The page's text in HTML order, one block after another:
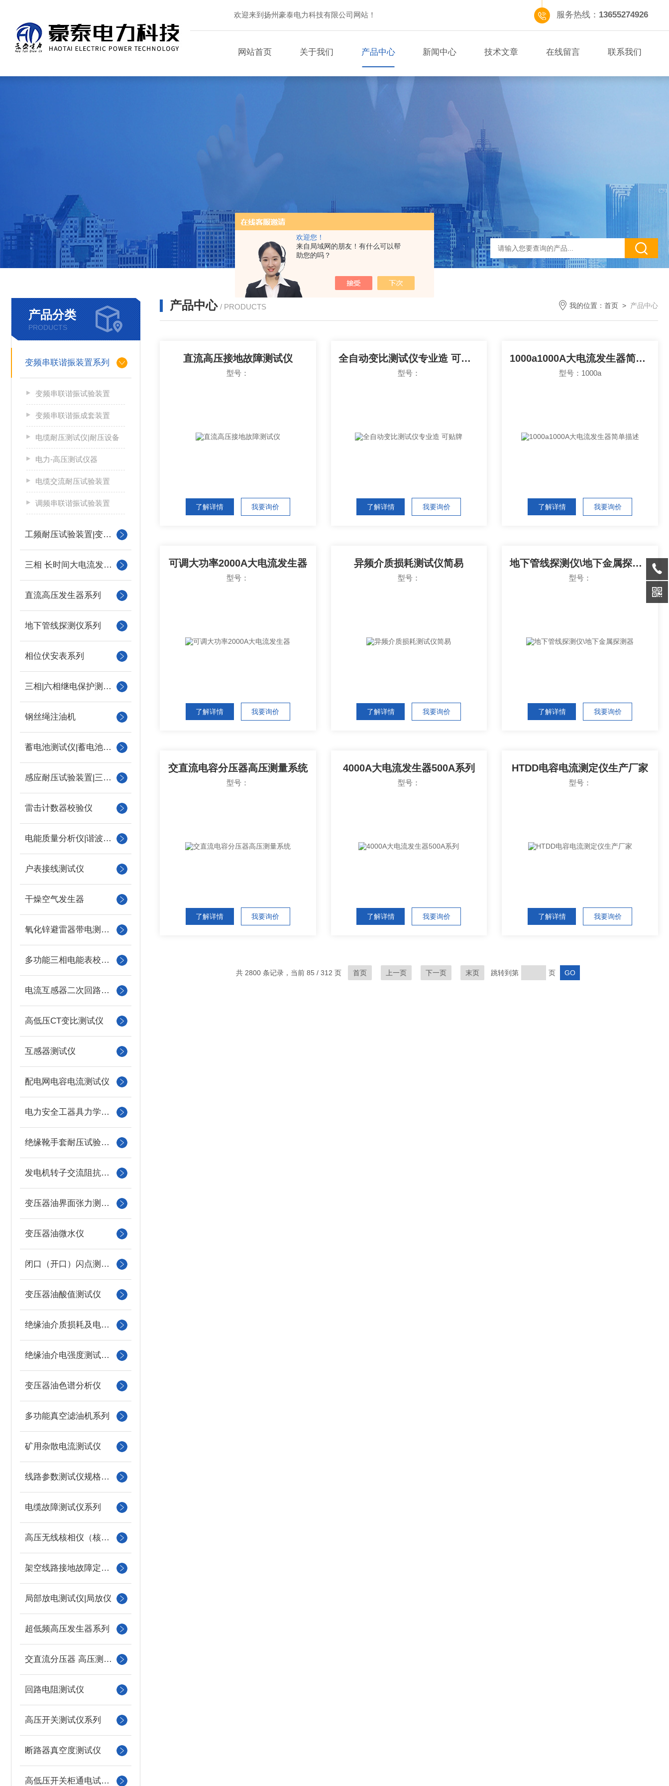
欢迎您！
来自局域网的朋友！有什么可以帮
助您的吗？
欢迎来到扬州豪泰电力科技有限公司网站！ 服务热线： 13655274926
网站首页 关于我们 产品中心 新闻中心 技术文章 在线留言 联系我们
产品分类
PRODUCTS
变频串联谐振装置系列
变频串联谐振试验装置
变频串联谐振成套装置
电缆耐压测试仪|耐压设备
电力-高压测试仪器
电缆交流耐压试验装置
调频串联谐振试验装置
工频耐压试验装置|变压器
三相 长时间大电流发生器
直流高压发生器系列
地下管线探测仪系列
相位伏安表系列
三相|六相继电保护测试仪
钢丝绳注油机
蓄电池测试仪|蓄电池充放电测试仪
感应耐压试验装置|三倍频
雷击计数器校验仪
电能质量分析仪|谐波测试
户表接线测试仪
干燥空气发生器
氧化锌避雷器带电测试仪（氧化锌避雷器测试仪）
多功能三相电能表校验仪
电流互感器二次回路负载测试仪
高低压CT变比测试仪
互感器测试仪
配电网电容电流测试仪
电力安全工器具力学性能试验机
绝缘靴手套耐压试验装置
发电机转子交流阻抗测试仪
变压器油界面张力测试仪
变压器油微水仪
闭口（开口）闪点测定仪
变压器油酸值测试仪
绝缘油介质损耗及电阻率测试仪
绝缘油介电强度测试仪系列
变压器油色谱分析仪
多功能真空滤油机系列
矿用杂散电流测试仪
线路参数测试仪规格型号
电缆故障测试仪系列
高压无线核相仪（核相器）
架空线路接地故障定位仪
局部放电测试仪|局放仪
超低频高压发生器系列
交直流分压器 高压测量仪
回路电阻测试仪
高压开关测试仪系列
断路器真空度测试仪
高低压开关柜通电试验台
产品中心 / PRODUCTS 我的位置： 首页 > 产品中心
直流高压接地故障测试仪
型号：
了解详情 我要询价
全自动变比测试仪专业造 可贴牌
型号：
了解详情 我要询价
1000a1000A大电流发生器简单描述
型号：1000a
了解详情 我要询价
可调大功率2000A大电流发生器
型号：
了解详情 我要询价
异频介质损耗测试仪简易
型号：
了解详情 我要询价
地下管线探测仪\地下金属探测器
型号：
了解详情 我要询价
交直流电容分压器高压测量系统
型号：
了解详情 我要询价
4000A大电流发生器500A系列
型号：
了解详情 我要询价
HTDD电容电流测定仪生产厂家
型号：
了解详情 我要询价
共 2800 条记录，当前 85 / 312 页 首页 上一页 下一页 末页 跳转到第 页